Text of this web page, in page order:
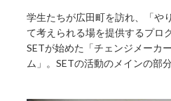
学生たちが広田町を訪れ、「や
て考えられる場を提供するプロ
SETが始めた「チェンジメーカ
ム」。SETの活動のメインの部